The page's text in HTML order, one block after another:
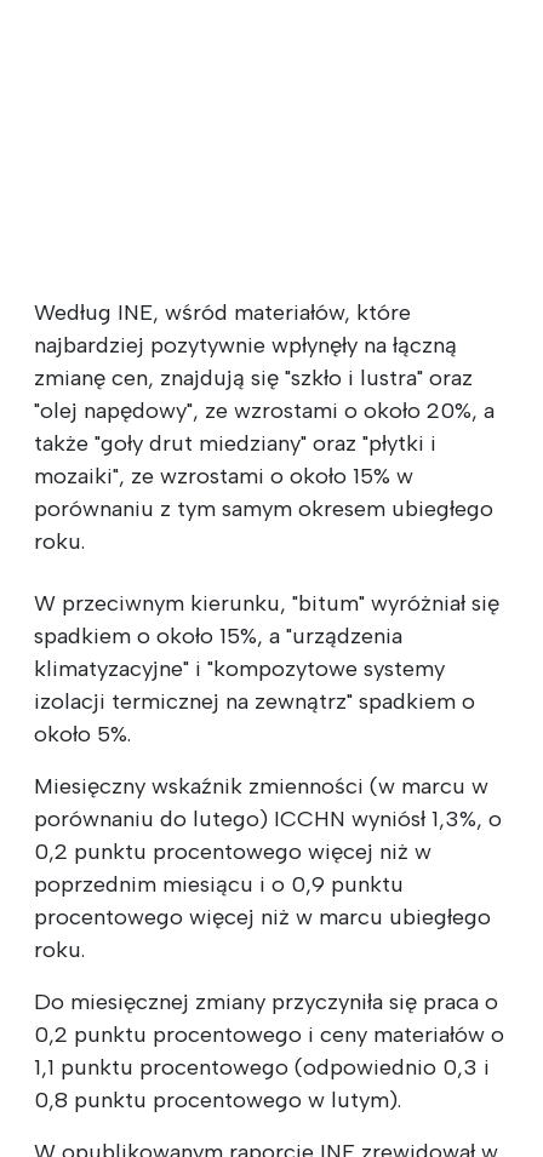
Według INE, wśród materiałów, które
najbardziej pozytywnie wpłynęły na łączną
zmianę cen, znajdują się "szkło i lustra" oraz
"olej napędowy", ze wzrostami o około 20%, a
także "goły drut miedziany" oraz "płytki i
mozaiki", ze wzrostami o około 15% w
porównaniu z tym samym okresem ubiegłego
roku.
W przeciwnym kierunku, "bitum" wyróżniał się
spadkiem o około 15%, a "urządzenia
klimatyzacyjne" i "kompozytowe systemy
izolacji termicznej na zewnątrz" spadkiem o
około 5%.
Miesięczny wskaźnik zmienności (w marcu w
porównaniu do lutego) ICCHN wyniósł 1,3%, o
0,2 punktu procentowego więcej niż w
poprzednim miesiącu i o 0,9 punktu
procentowego więcej niż w marcu ubiegłego
roku.
Do miesięcznej zmiany przyczyniła się praca o
0,2 punktu procentowego i ceny materiałów o
1,1 punktu procentowego (odpowiednio 0,3 i
0,8 punktu procentowego w lutym).